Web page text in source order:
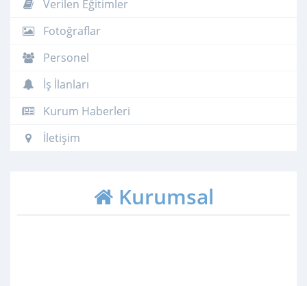
Verilen Eğitimler
Fotoğraflar
Personel
İş İlanları
Kurum Haberleri
İletişim
Kurumsal